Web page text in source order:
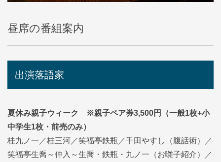
昼席の番組案内
出演落語家
夏休み親子ウィーク ※親子ペア券3,500円（一般1枚+小
中学生1枚・前売のみ）
桂九ノ一／桂三河／笑福亭鉄瓶／千田やすし（腹話術）／
笑福亭生喬～仲入～生喬・鉄瓶・九ノ一（お囃子紹介）／